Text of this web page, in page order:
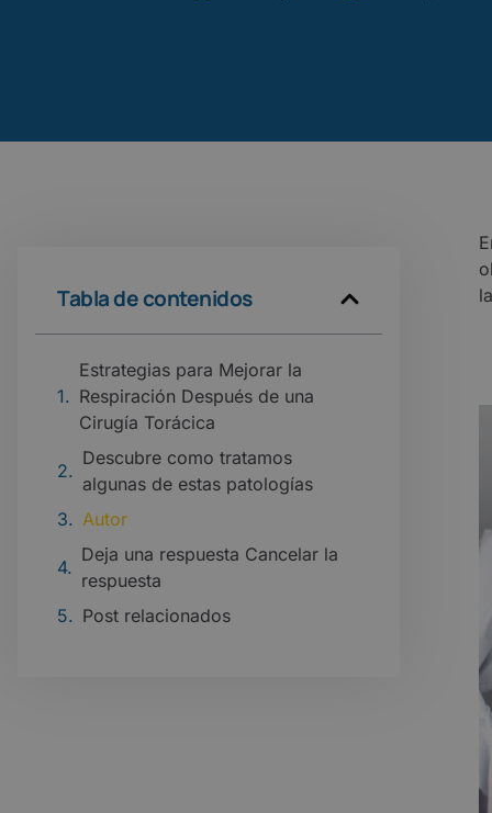
Tabla de contenidos
Estrategias para Mejorar la
Respiración Después de una
Cirugía Torácica
Descubre como tratamos
algunas de estas patologías
Autor
Deja una respuesta Cancelar la
respuesta
Post relacionados